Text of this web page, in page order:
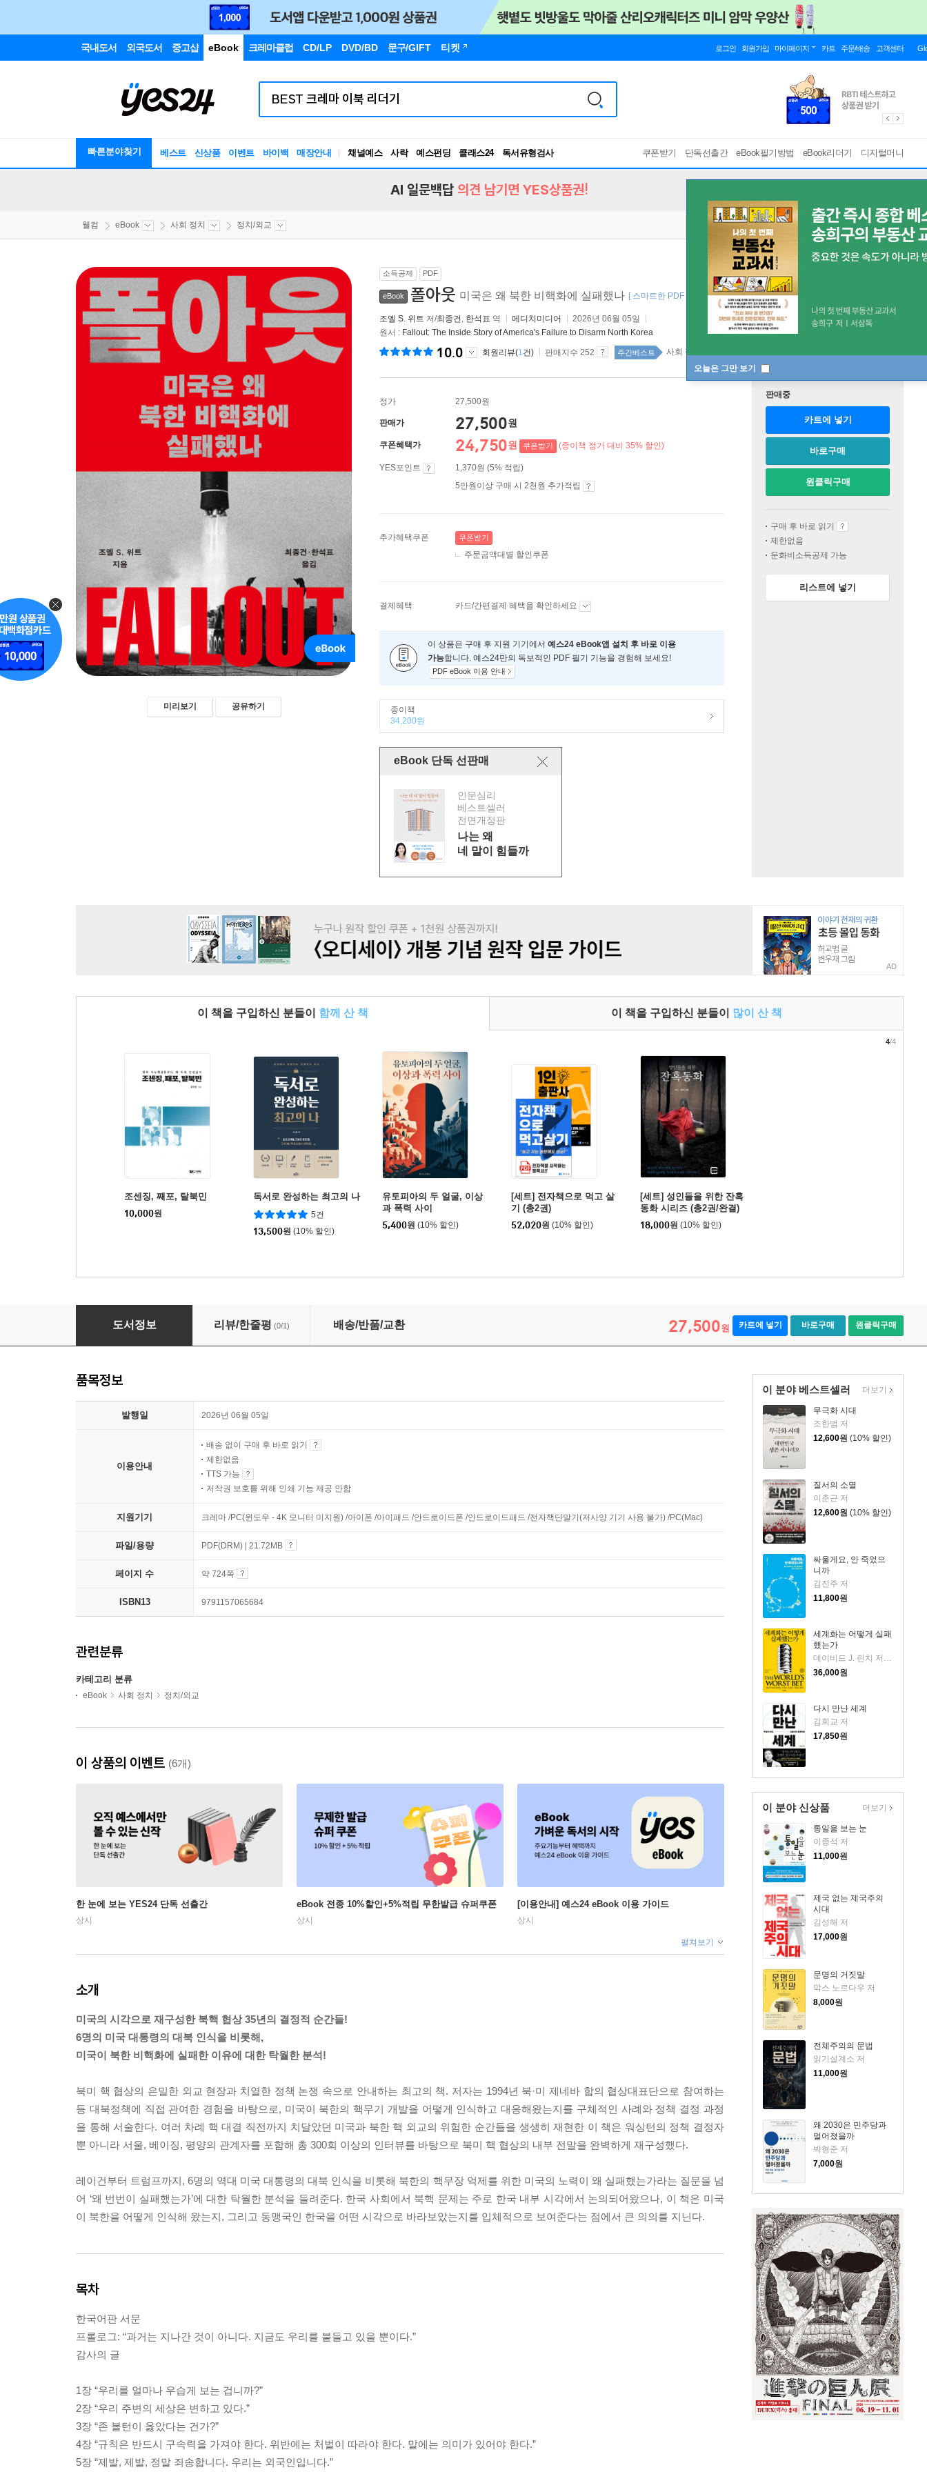
국내도서 외국도서 중고샵 eBook 크레마클럽 CD/LP DVD/BD 문구/GIFT 티켓 로그인 회원가입 마이페이지 카트 주문/배송 고객센터
빠른분야찾기 베스트 신상품 이벤트 바이백 매장안내 채널예스 사락 예스펀딩 클래스24
독서유형검사
RBTI Lab
쿠폰받기 단독선출간 eBook필기방법 eBook리더기 디지털머니
오늘은 그만 보기
AI 일문백답 의견 남기면 YES상품권!
웰컴 eBook 사회 정치 정치/외교
미리보기 공유하기
소득공제 PDF
eBook 폴아웃 미국은 왜 북한 비핵화에 실패했나 [ 스마트한 PDF 필기 기능을 사용해 보세요! ]
조엘 S. 위트 저/최종건 , 한석표 역 메디치미디어
2026년 06월 05일
원서 : Fallout: The Inside Story of America's Failure to Disarm North Korea
10.0 회원리뷰(1건) 판매지수 252 주간베스트 사회 정치 57위
정가 27,500원
판매가 27,500원
쿠폰혜택가 24,750원 쿠폰받기 (종이책 정가 대비 35% 할인)
YES포인트
1,370원 (5% 적립)
5만원이상 구매 시 2천원 추가적립
추가혜택쿠폰 쿠폰받기
주문금액대별 할인쿠폰
결제혜택 카드/간편결제 혜택을 확인하세요
이 상품은 구매 후 지원 기기에서 예스24 eBook앱 설치 후 바로 이용
가능합니다. 예스24만의 독보적인 PDF 필기 기능을 경험해 보세요!
PDF eBook 이용 안내
종이책
34,200원
eBook 단독 선판매
인문심리
베스트셀러
전면개정판
나는 왜
네 말이 힘들까
판매중
카트에 넣기
바로구매
원클릭구매
구매 후 바로 읽기
제한없음
문화비소득공제 가능
리스트에 넣기
AD
이 책을 구입하신 분들이 함께 산 책 이 책을 구입하신 분들이 많이 산 책
조센징, 째포, 탈북민
10,000원
독서로 완성하는 최고의 나
5건
13,500원 (10% 할인)
유토피아의 두 얼굴, 이상
과 폭력 사이
5,400원 (10% 할인)
[세트] 전자책으로 먹고 살
기 (총2권)
52,020원 (10% 할인)
[세트] 성인들을 위한 잔혹
동화 시리즈 (총2권/완결)
18,000원 (10% 할인)
4/4
도서정보 리뷰/한줄평 (0/1) 배송/반품/교환 27,500원 카트에 넣기 바로구매 원클릭구매
이 분야 베스트셀러
무극화 시대
조한범 저
12,600원 (10% 할인)
질서의 소멸
이춘근 저
12,600원 (10% 할인)
싸울게요, 안 죽었으
니까
김진주 저
11,800원
세계화는 어떻게 실패
했는가
데이비드 J. 린치 저/이혜진 역/최준영 감수
36,000원
다시 만난 세계
김희교 저
17,850원
더보기
이 분야 신상품
통일을 보는 눈
이종석 저
11,000원
제국 없는 제국주의
시대
김성해 저
17,000원
문명의 거짓말
막스 노르다우 저
8,000원
전체주의의 문법
읽기설계소 저
11,000원
왜 2030은 민주당과
멀어졌을까
박형준 저
7,000원
더보기
품목정보
발행일 2026년 06월 05일
이용안내
배송 없이 구매 후 바로 읽기
제한없음
TTS 가능
저작권 보호를 위해 인쇄 기능 제공 안함
지원기기 크레마 /PC(윈도우 - 4K 모니터 미지원) /아이폰 /아이패드 /안드로이드폰 /안드로이드패드 /전자책단말기(저사양 기기 사용 불가) /PC(Mac)
파일/용량 PDF(DRM) | 21.72MB
페이지 수 약 724쪽
ISBN13 9791157065684
관련분류
카테고리 분류
eBook 사회 정치 정치/외교
이 상품의 이벤트 (6개)
한 눈에 보는 YES24 단독 선출간
상시
eBook 전종 10%할인+5%적립 무한발급 슈퍼쿠폰
상시
[이용안내] 예스24 eBook 이용 가이드
상시
펼쳐보기
소개
미국의 시각으로 재구성한 북핵 협상 35년의 결정적 순간들!
6명의 미국 대통령의 대북 인식을 비롯해,
미국이 북한 비핵화에 실패한 이유에 대한 탁월한 분석!
북미 핵 협상의 은밀한 외교 현장과 치열한 정책 논쟁 속으로 안내하는 최고의 책. 저자는 1994년 북·미 제네바 합의 협상대표단으로 참여하는
등 대북정책에 직접 관여한 경험을 바탕으로, 미국이 북한의 핵무기 개발을 어떻게 인식하고 대응해왔는지를 구체적인 사례와 정책 결정 과정
을 통해 서술한다. 여러 차례 핵 대결 직전까지 치달았던 미국과 북한 핵 외교의 위험한 순간들을 생생히 재현한 이 책은 워싱턴의 정책 결정자
뿐 아니라 서울, 베이징, 평양의 관계자를 포함해 총 300회 이상의 인터뷰를 바탕으로 북미 핵 협상의 내부 전말을 완벽하게 재구성했다.
레이건부터 트럼프까지, 6명의 역대 미국 대통령의 대북 인식을 비롯해 북한의 핵무장 억제를 위한 미국의 노력이 왜 실패했는가라는 질문을 넘
어 ‘왜 번번이 실패했는가’에 대한 탁월한 분석을 들려준다. 한국 사회에서 북핵 문제는 주로 한국 내부 시각에서 논의되어왔으나, 이 책은 미국
이 북한을 어떻게 인식해 왔는지, 그리고 동맹국인 한국을 어떤 시각으로 바라보았는지를 입체적으로 보여준다는 점에서 큰 의의를 지닌다.
목차
한국어판 서문
프롤로그: “과거는 지나간 것이 아니다. 지금도 우리를 붙들고 있을 뿐이다.”
감사의 글
1장 “우리를 얼마나 우습게 보는 겁니까?”
2장 “우리 주변의 세상은 변하고 있다.”
3장 “존 볼턴이 옳았다는 건가?”
4장 “규칙은 반드시 구속력을 가져야 한다. 위반에는 처벌이 따라야 한다. 말에는 의미가 있어야 한다.”
5장 “제발, 제발, 정말 죄송합니다. 우리는 외국인입니다.”